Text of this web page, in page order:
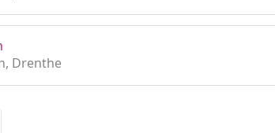
Drenthe